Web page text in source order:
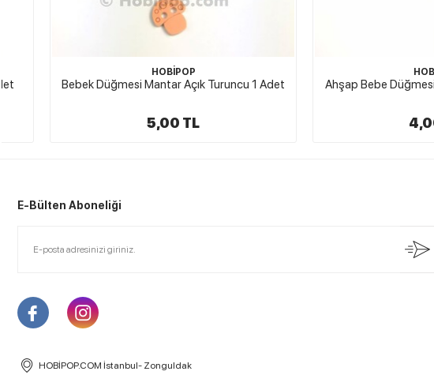
HOBİPOP
Bebek Düğmesi Mantar Açık Turuncu 1 Adet
5,00 TL
HOBİPOP
Ahşap Bebe Düğmesi 1
4,00 TL
E-Bülten Aboneliği
HOBİPOP.COM İstanbul- Zonguldak